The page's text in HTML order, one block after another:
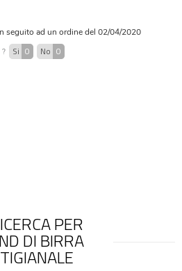
seguito ad un ordine del 02/04/2020
Si 0 No 0
PER
DI BIRRA